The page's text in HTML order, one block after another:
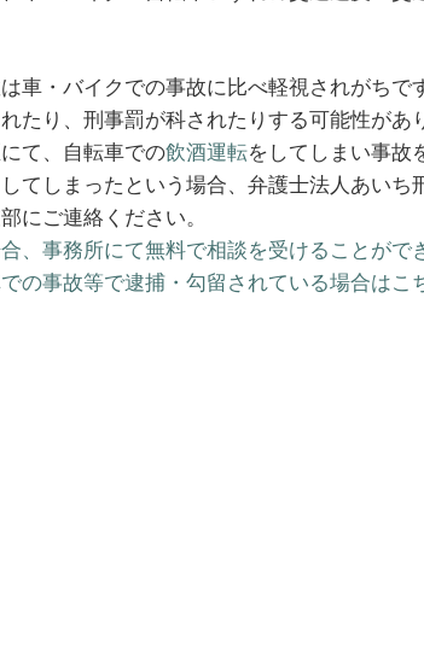
車・バイクでの事故に比べ軽視されがちで
たり、刑事罰が科されたりする可能性があ
て、自転車での飲酒運転をしてしまい事故
てしまったという場合、弁護士法人あいち
にご連絡ください。
、事務所にて無料で相談を受けることがで
の事故等で逮捕・勾留されている場合はこ